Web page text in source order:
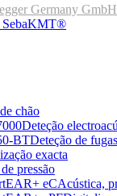
Germany GmbH
chão
Deteção
BTDeteção de
exacta
pressão
eCAcústica,